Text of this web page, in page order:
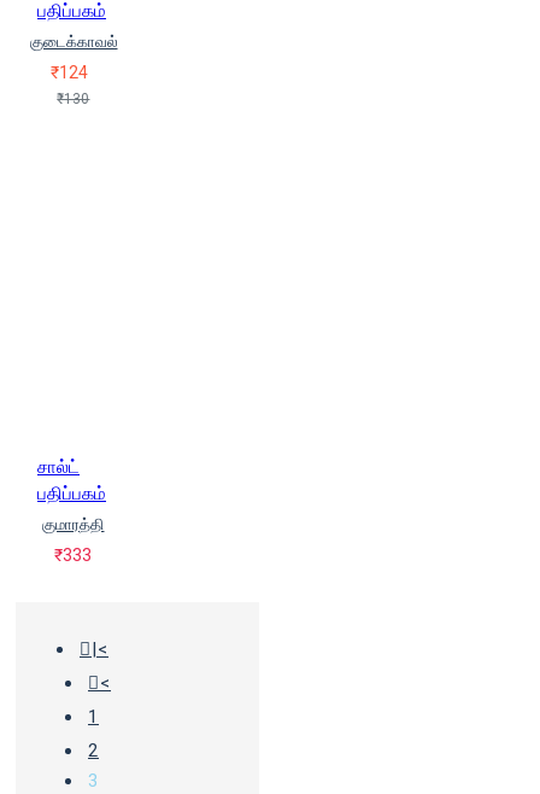
பதிப்பகம்
குடைக்காவல்
₹124
₹130
சால்ட்
பதிப்பகம்
குமாரத்தி
₹333
|<
<
1
2
3